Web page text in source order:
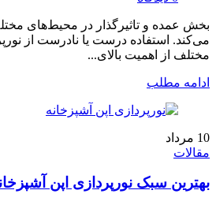
بخش‌ عمده و تاثیر‌گذار در محیط‌های
می‌کند. استفاده درست یا نادرست از
مختلف از اهمیت بالای...
ادامه مطلب
10 مرداد
مقالات
بهترین سبک نورپردازی اپن آشپزخانه